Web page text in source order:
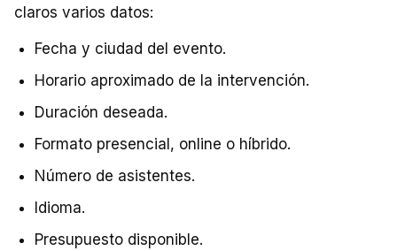
claros varios datos:
Fecha y ciudad del evento.
Horario aproximado de la intervención.
Duración deseada.
Formato presencial, online o híbrido.
Número de asistentes.
Idioma.
Presupuesto disponible.